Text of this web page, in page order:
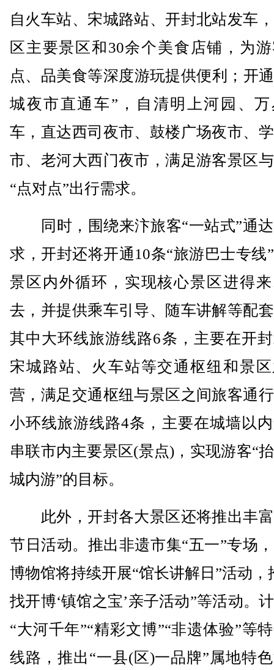
自火车站、宋城路站、开封北站发车
区主要景区和30余个美食店铺，为
点、品美食等深度游玩提供便利；开
城夜市直通车”，自清明上河园、
车，直达西司夜市、鼓楼广场夜市、
市、老河大西门夜市，满足游客景区
“点对点”出行需求。
同时，围绕来汴旅客“一站式”通
求，开封还将开通10条“旅游巴士专线
景区内外循环，实现核心景区进得
去，并提供乘车引导、随车讲解等配
其中大环线旅游线路6条，主要在开
宋城路站、火车站等交通枢纽和景
营，满足交通枢纽与景区之间旅客通
小环线旅游线路4条，主要在城墙以
串联市内主要景区(景点)，实现游客“
城内游”的目标。
此外，开封各大景区还将推出丰
节日活动。推出非遗市集“五一”专场
博物馆将持续开展“馆长讲解日”活动，
找开博‘镇馆之宝’亲子活动”等活动。
“大河千年”“精彩文博”“非遗体验”等
线路，推出“一县(区)一品牌”属地特